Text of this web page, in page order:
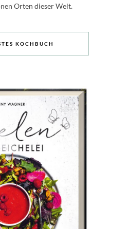
Orten dieser Welt.
KOCHBUCH